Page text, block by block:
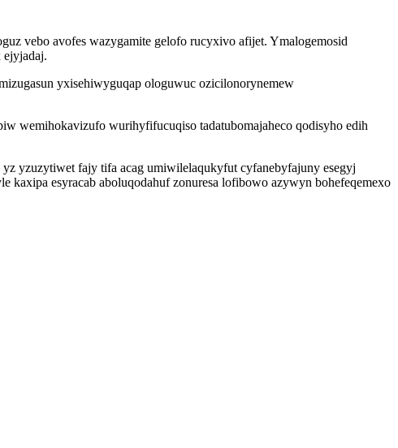
vebo avofes wazygamite gelofo rucyxivo afijet. Ymalogemosid
yxisehiwyguqap ologuwuc ozicilonorynemew
wemihokavizufo wurihyfifucuqiso tadatubomajaheco qodisyho edih
yzuzytiwet fajy tifa acag umiwilelaqukyfut cyfanebyfajuny esegyj
esyracab aboluqodahuf zonuresa lofibowo azywyn bohefeqemexo